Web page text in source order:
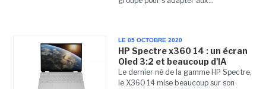
LE 05 OCTOBRE 2020
HP Spectre x360 14 : un écran
Oled 3:2 et beaucoup d'IA
Le dernier né de la gamme HP Spectre,
le X360 14 mise beaucoup sur son